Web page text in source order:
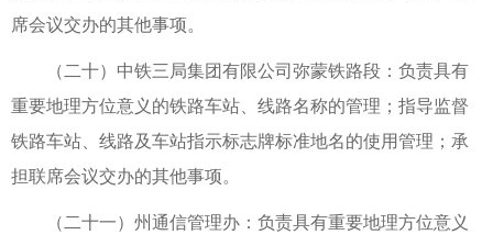
席会议交办的其他事项。
（二十）中铁三局集团有限公司弥蒙铁路段：负责具有
重要地理方位意义的铁路车站、线路名称的管理；指导监督
铁路车站、线路及车站指示标志牌标准地名的使用管理；承
担联席会议交办的其他事项。
（二十一）州通信管理办：负责具有重要地理方位意义